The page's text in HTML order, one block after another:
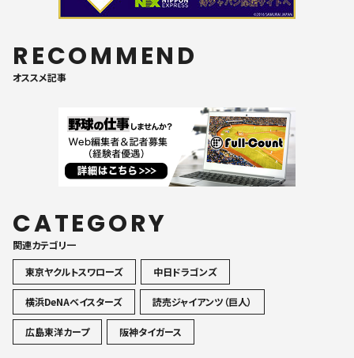
RECOMMEND
オススメ記事
CATEGORY
関連カテゴリ一
東京ヤクルトスワローズ
中日ドラゴンズ
横浜DeNAベイスターズ 読売ジャイアンツ（巨人）
広島東洋カープ 阪神タイガース